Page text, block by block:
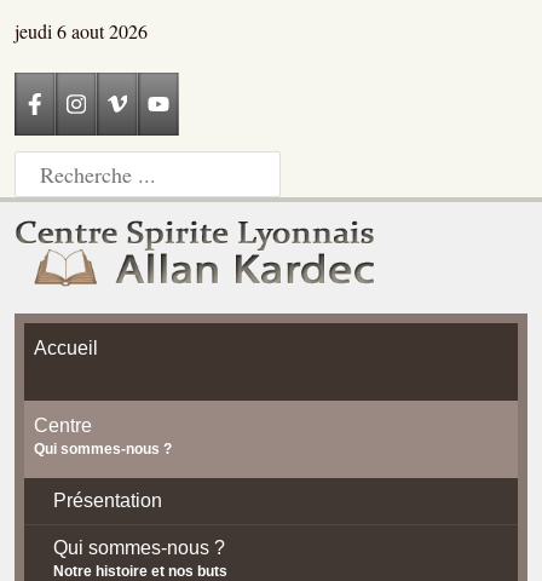
jeudi 6 aout 2026
Accueil
Centre
Qui sommes-nous ?
Présentation
Qui sommes-nous ?
Notre histoire et nos buts